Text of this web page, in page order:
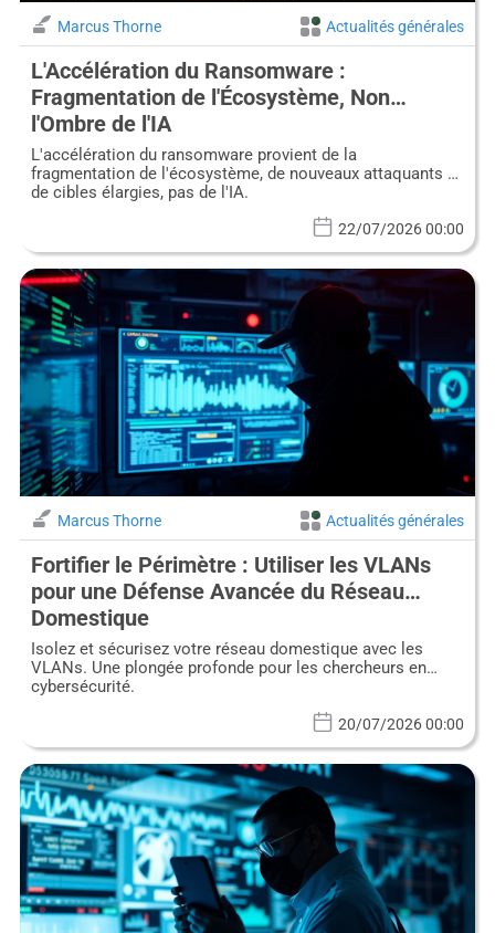
Marcus Thorne Actualités générales
L'Accélération du Ransomware :
Fragmentation de l'Écosystème, Non
l'Ombre de l'IA
L'accélération du ransomware provient de la
fragmentation de l'écosystème, de nouveaux attaquants et
de cibles élargies, pas de l'IA.
22/07/2026 00:00
Marcus Thorne Actualités générales
Fortifier le Périmètre : Utiliser les VLANs
pour une Défense Avancée du Réseau
Domestique
Isolez et sécurisez votre réseau domestique avec les
VLANs. Une plongée profonde pour les chercheurs en
cybersécurité.
20/07/2026 00:00